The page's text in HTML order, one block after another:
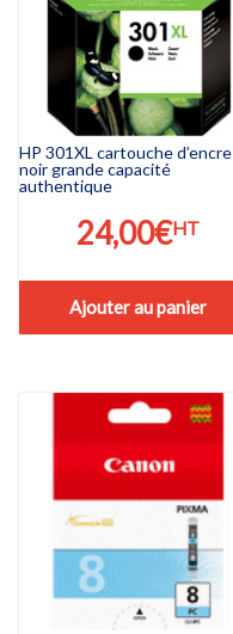
HP 301XL cartouche d’encre
noir grande capacité
authentique
24,00€HT
Ajouter au panier